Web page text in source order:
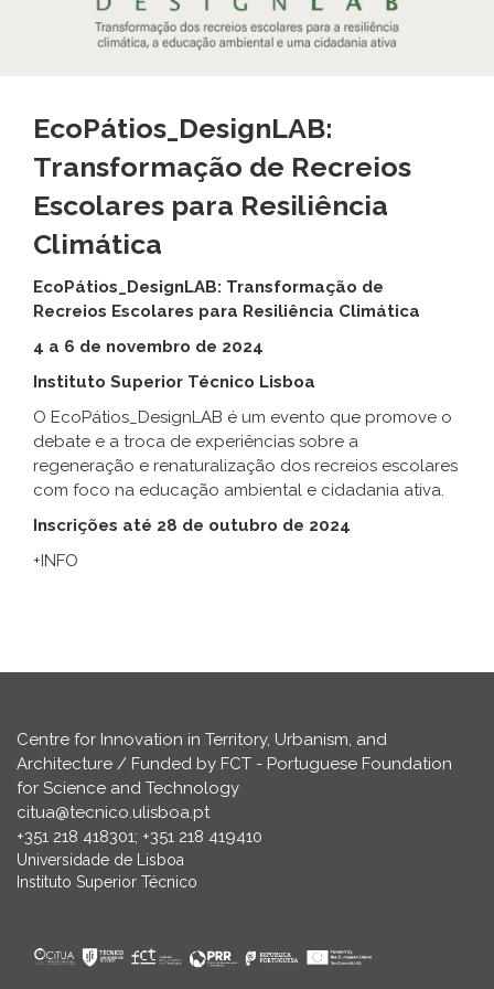
EcoPátios_DesignLAB:
Transformação de Recreios
Escolares para Resiliência
Climática
EcoPátios_DesignLAB: Transformação de
Recreios Escolares para Resiliência Climática
4 a 6 de novembro de 2024
Instituto Superior Técnico Lisboa
O EcoPátios_DesignLAB é um evento que promove o
debate e a troca de experiências sobre a
regeneração e renaturalização dos recreios escolares
com foco na educação ambiental e cidadania ativa.
Inscrições até 28 de outubro de 2024
+INFO
Centre for Innovation in Territory, Urbanism, and
Architecture / Funded by FCT - Portuguese Foundation
for Science and Technology
citua@tecnico.ulisboa.pt
+351 218 418301; +351 218 419410
Universidade de Lisboa
Instituto Superior Técnico